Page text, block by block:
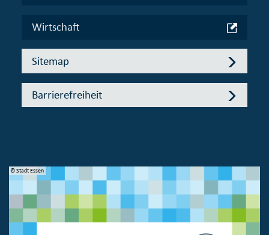
Wirtschaft
Sitemap
Barrierefreiheit
© Stadt Essen